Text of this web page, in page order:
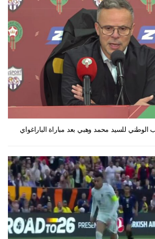
الوطني للسيد محمد وهبي بعد مباراة الباراغواي